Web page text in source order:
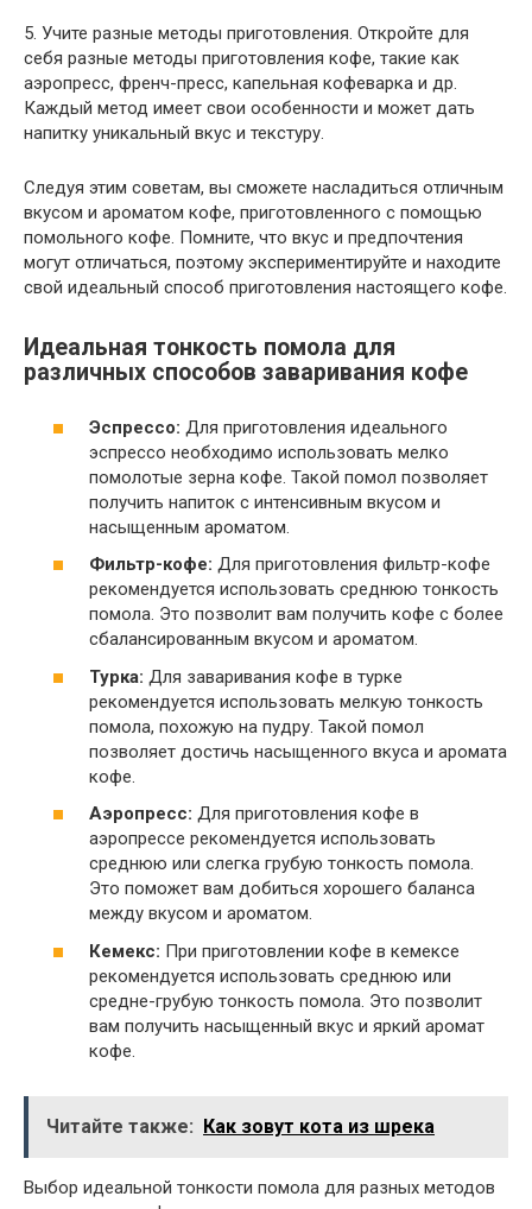
5. Учите разные методы приготовления. Откройте для
себя разные методы приготовления кофе, такие как
аэропресс, френч-пресс, капельная кофеварка и др.
Каждый метод имеет свои особенности и может дать
напитку уникальный вкус и текстуру.
Следуя этим советам, вы сможете насладиться отличным
вкусом и ароматом кофе, приготовленного с помощью
помольного кофе. Помните, что вкус и предпочтения
могут отличаться, поэтому экспериментируйте и находите
свой идеальный способ приготовления настоящего кофе.
Идеальная тонкость помола для
различных способов заваривания кофе
Эспрессо: Для приготовления идеального
эспрессо необходимо использовать мелко
помолотые зерна кофе. Такой помол позволяет
получить напиток с интенсивным вкусом и
насыщенным ароматом.
Фильтр-кофе: Для приготовления фильтр-кофе
рекомендуется использовать среднюю тонкость
помола. Это позволит вам получить кофе с более
сбалансированным вкусом и ароматом.
Турка: Для заваривания кофе в турке
рекомендуется использовать мелкую тонкость
помола, похожую на пудру. Такой помол
позволяет достичь насыщенного вкуса и аромата
кофе.
Аэропресс: Для приготовления кофе в
аэропрессе рекомендуется использовать
среднюю или слегка грубую тонкость помола.
Это поможет вам добиться хорошего баланса
между вкусом и ароматом.
Кемекс: При приготовлении кофе в кемексе
рекомендуется использовать среднюю или
средне-грубую тонкость помола. Это позволит
вам получить насыщенный вкус и яркий аромат
кофе.
Читайте также: Как зовут кота из шрека
Выбор идеальной тонкости помола для разных методов